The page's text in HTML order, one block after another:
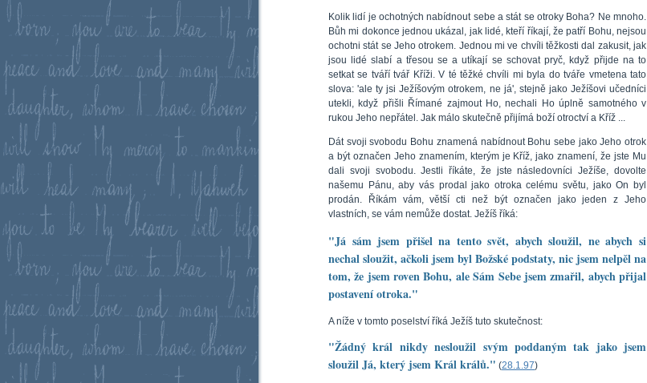
Kolik lidí je ochotných nabídnout sebe a stát se otroky Boha? Ne mnoho.
Bůh mi dokonce jednou ukázal, jak lidé, kteří říkají, že patří Bohu, nejsou
ochotni stát se Jeho otrokem. Jednou mi ve chvíli těžkosti dal zakusit, jak
jsou lidé slabí a třesou se a utíkají se schovat pryč, když přijde na to
setkat se tváří tvář Kříži. V té těžké chvíli mi byla do tváře vmetena tato
slova: 'ale ty jsi Ježíšovým otrokem, ne já', stejně jako Ježíšovi učedníci
utekli, když přišli Římané zajmout Ho, nechali Ho úplně samotného v
rukou Jeho nepřátel. Jak málo skutečně přijímá boží otroctví a Kříž ...
Dát svoji svobodu Bohu znamená nabídnout Bohu sebe jako Jeho otrok
a být označen Jeho znamením, kterým je Kříž, jako znamení, že jste Mu
dali svoji svobodu. Jestli říkáte, že jste následovníci Ježíše, dovolte
našemu Pánu, aby vás prodal jako otroka celému světu, jako On byl
prodán. Říkám vám, větší cti než být označen jako jeden z Jeho
vlastních, se vám nemůže dostat. Ježíš říká:
"Já sám jsem přišel na tento svět, abych sloužil, ne abych si
nechal sloužit, ačkoli jsem byl Božské podstaty, nic jsem nelpěl na
tom, že jsem roven Bohu, ale Sám Sebe jsem zmařil, abych přijal
postavení otroka."
A níže v tomto poselství říká Ježíš tuto skutečnost:
"Žádný král nikdy nesloužil svým poddaným tak jako jsem
sloužil Já, který jsem Král králů." (28.1.97)